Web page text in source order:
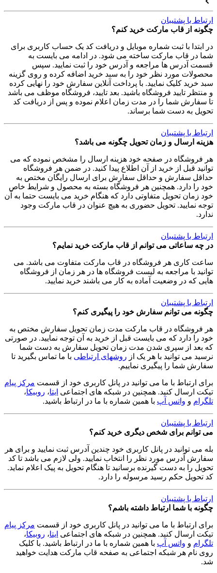
ارتباط با پشتیبان
چگونه از قاب مارکت خرید کنم؟
در ابتدا با ثبت شماره موبایل و دریافت کد یک حساب کاربری برای
شما در قاب مارکت ساخته می شود. در ادامه می بایست به
قسمت آدرس ها مراجعه و آدرس خود را ثبت نمایید. سپس
محصولات مورد نظر خود را به سبد خرید اضافه کرده و روی گزینه
سبد خرید کلیک نمایید. با پرداخت آنلاین سفارش خود را نهایی کرده
و منتظر تایید فروشگاه باشید. بعد تایید، فروشگاه موظف می باشد
تا سفارش شما را در مدت زمان اعلام نموده و پس از دریافت کد
تحویل به دست شما برساند.
ارتباط با پشتیبان
هزینه ارسال و زمان تحویل چگونه می باشد؟
هر فروشگاه در صفحه خود هزینه ارسال را مشخص نموده که می
توانید قبل از خرید از آن اطلاع پیدا کنید. در ضمن هر فروشگاه
حداقل سفارش و حداقل سفارش برای ارسال رایگان مختص به
خود را دارد. همچنین هر فروشگاه بسته به محصول و شرایط خاص
خود زمان تحویل متفاوتی دارد که هنگام خرید می بایست حتما به آن
توجه نمایید. تحویل حضوری به هیچ عنوان در قاب مارکت وجود
ندارد.
ارتباط با پشتیبان
در چه ساعاتی می توانم از قاب مارکت خرید نمایم؟
ساعت کاری هر فروشگاه در قاب مارکت متفاوت می باشد. می
توانید با مراجعه به لیست فروشگاه ها در هر زمان از فروشگاه
هایی که در وضعیت آماده به کار می باشند خرید نمایید.
ارتباط با پشتیبان
چگونه می توانم سفارش خود را پیگیری کنم؟
هر فروشگاه در قاب مارکت مدت زمان تحویل سفارش مختص به
خود را دارد که می بایست قبل از خرید به آن توجه نمایید. در صورتی
که بعد از سپری شدن مدت زمان تحویل سفارش به دست شما
نرسید می توانید با هر یک از روشهای ارتباطی با ما تماس بگیرید تا
سفارش شما را پیگیری نماییم.
برای ارتباط با ما می توانید در پانل کاربری خود از قسمت مرکز پیام
تیکت ارسال کنید. همچنین در شبکه های اجتماعی ایتا، روبیکا،
تلگرام و واتس آپ با همین شماره با ما در ارتباط باشید.
ارتباط با پشتیبان
می توانم برای شخص دیگری خرید کنم؟
بله می توانید در پانل کاربری خود چندین آدرس ثبت نمایید و برای هر
سفارش آدرس مورد نظر را انتخاب نمایید. ولی لازم می باشد تا کد
تحویل را به دست گیرنده برسانید تا هنگام تحویل به پیک اعلام نماید.
کد تحویل حکم رسید مرسوله را دارد.
ارتباط با پشتیبان
چگونه با شما ارتباط داشته باشم؟
برای ارتباط با ما می توانید در پانل کاربری خود از قسمت مرکز پیام
تیکت ارسال کنید. همچنین در شبکه های اجتماعی ایتا، روبیکا،
تلگرام و واتس آپ با همین شماره با ما در ارتباط باشید. با کلیک
روی نام هر شبکه اجتماعی به صفحه قاب مارکت هدایت خواهید
شد.